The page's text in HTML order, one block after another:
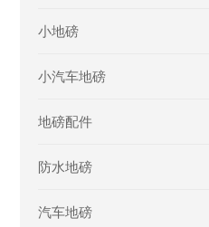
小地磅
小汽车地磅
地磅配件
防水地磅
汽车地磅